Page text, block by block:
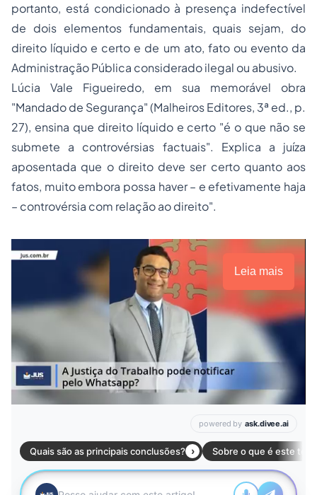
portanto, está condicionado à presença indefectível
de dois elementos fundamentais, quais sejam, do
direito líquido e certo e de um ato, fato ou evento da
Administração Pública considerado ilegal ou abusivo.
Lúcia Vale Figueiredo, em sua memorável obra
"Mandado de Segurança" (Malheiros Editores, 3ª ed., p.
27), ensina que direito líquido e certo "é o que não se
submete a controvérsias factuais". Explica a juíza
aposentada que o direito deve ser certo quanto aos
fatos, muito embora possa haver – e efetivamente haja
– controvérsia com relação ao direito".
Leia mais